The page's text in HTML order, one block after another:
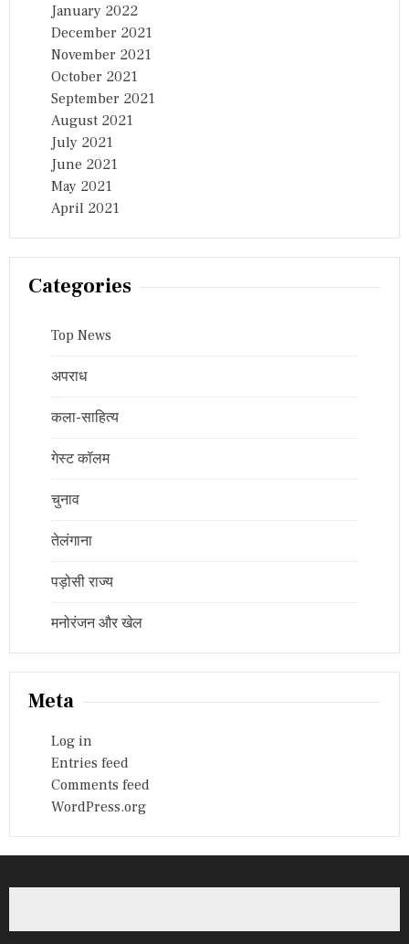
January 2022
December 2021
November 2021
October 2021
September 2021
August 2021
July 2021
June 2021
May 2021
April 2021
Categories
Top News
अपराध
कला-साहित्य
गेस्ट कॉलम
चुनाव
तेलंगाना
पड़ोसी राज्य
मनोरंजन और खेल
Meta
Log in
Entries feed
Comments feed
WordPress.org